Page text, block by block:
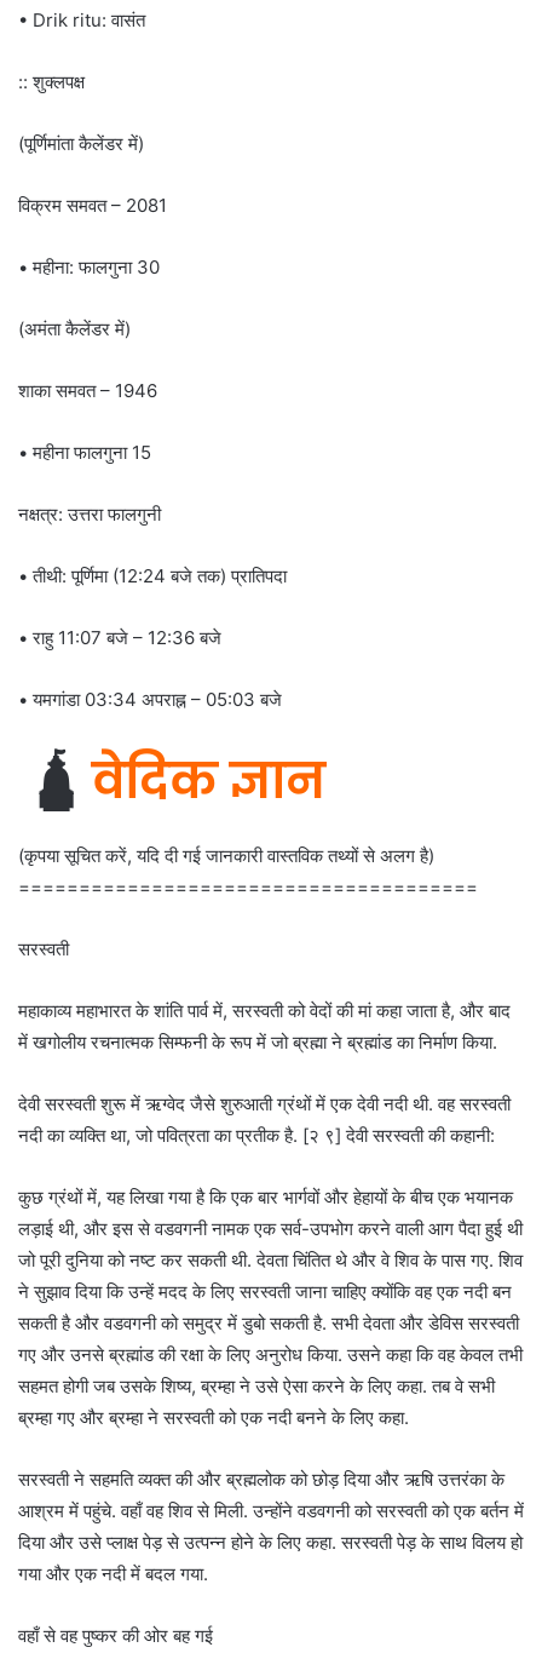
• Drik ritu: वासंत
:: शुक्लपक्ष
(पूर्णिमांता कैलेंडर में)
विक्रम समवत – 2081
• महीना: फालगुना 30
(अमंता कैलेंडर में)
शाका समवत – 1946
• महीना फालगुना 15
नक्षत्र: उत्तरा फालगुनी
• तीथी: पूर्णिमा (12:24 बजे तक) प्रातिपदा
• राहु 11:07 बजे – 12:36 बजे
• यमगांडा 03:34 अपराह्न – 05:03 बजे
🛕वेदिक ज्ञान
(कृपया सूचित करें, यदि दी गई जानकारी वास्तविक तथ्यों से अलग है)
======================================
सरस्वती
महाकाव्य महाभारत के शांति पार्व में, सरस्वती को वेदों की मां कहा जाता है, और बाद
में खगोलीय रचनात्मक सिम्फनी के रूप में जो ब्रह्मा ने ब्रह्मांड का निर्माण किया.
देवी सरस्वती शुरू में ऋग्वेद जैसे शुरुआती ग्रंथों में एक देवी नदी थी. वह सरस्वती
नदी का व्यक्ति था, जो पवित्रता का प्रतीक है. [२ ९] देवी सरस्वती की कहानी:
कुछ ग्रंथों में, यह लिखा गया है कि एक बार भार्गवों और हेहायों के बीच एक भयानक
लड़ाई थी, और इस से वडवगनी नामक एक सर्व-उपभोग करने वाली आग पैदा हुई थी
जो पूरी दुनिया को नष्ट कर सकती थी. देवता चिंतित थे और वे शिव के पास गए. शिव
ने सुझाव दिया कि उन्हें मदद के लिए सरस्वती जाना चाहिए क्योंकि वह एक नदी बन
सकती है और वडवगनी को समुद्र में डुबो सकती है. सभी देवता और डेविस सरस्वती
गए और उनसे ब्रह्मांड की रक्षा के लिए अनुरोध किया. उसने कहा कि वह केवल तभी
सहमत होगी जब उसके शिष्य, ब्रम्हा ने उसे ऐसा करने के लिए कहा. तब वे सभी
ब्रम्हा गए और ब्रम्हा ने सरस्वती को एक नदी बनने के लिए कहा.
सरस्वती ने सहमति व्यक्त की और ब्रह्मलोक को छोड़ दिया और ऋषि उत्तरंका के
आश्रम में पहुंचे. वहाँ वह शिव से मिली. उन्होंने वडवगनी को सरस्वती को एक बर्तन में
दिया और उसे प्लाक्ष पेड़ से उत्पन्न होने के लिए कहा. सरस्वती पेड़ के साथ विलय हो
गया और एक नदी में बदल गया.
वहाँ से वह पुष्कर की ओर बह गई